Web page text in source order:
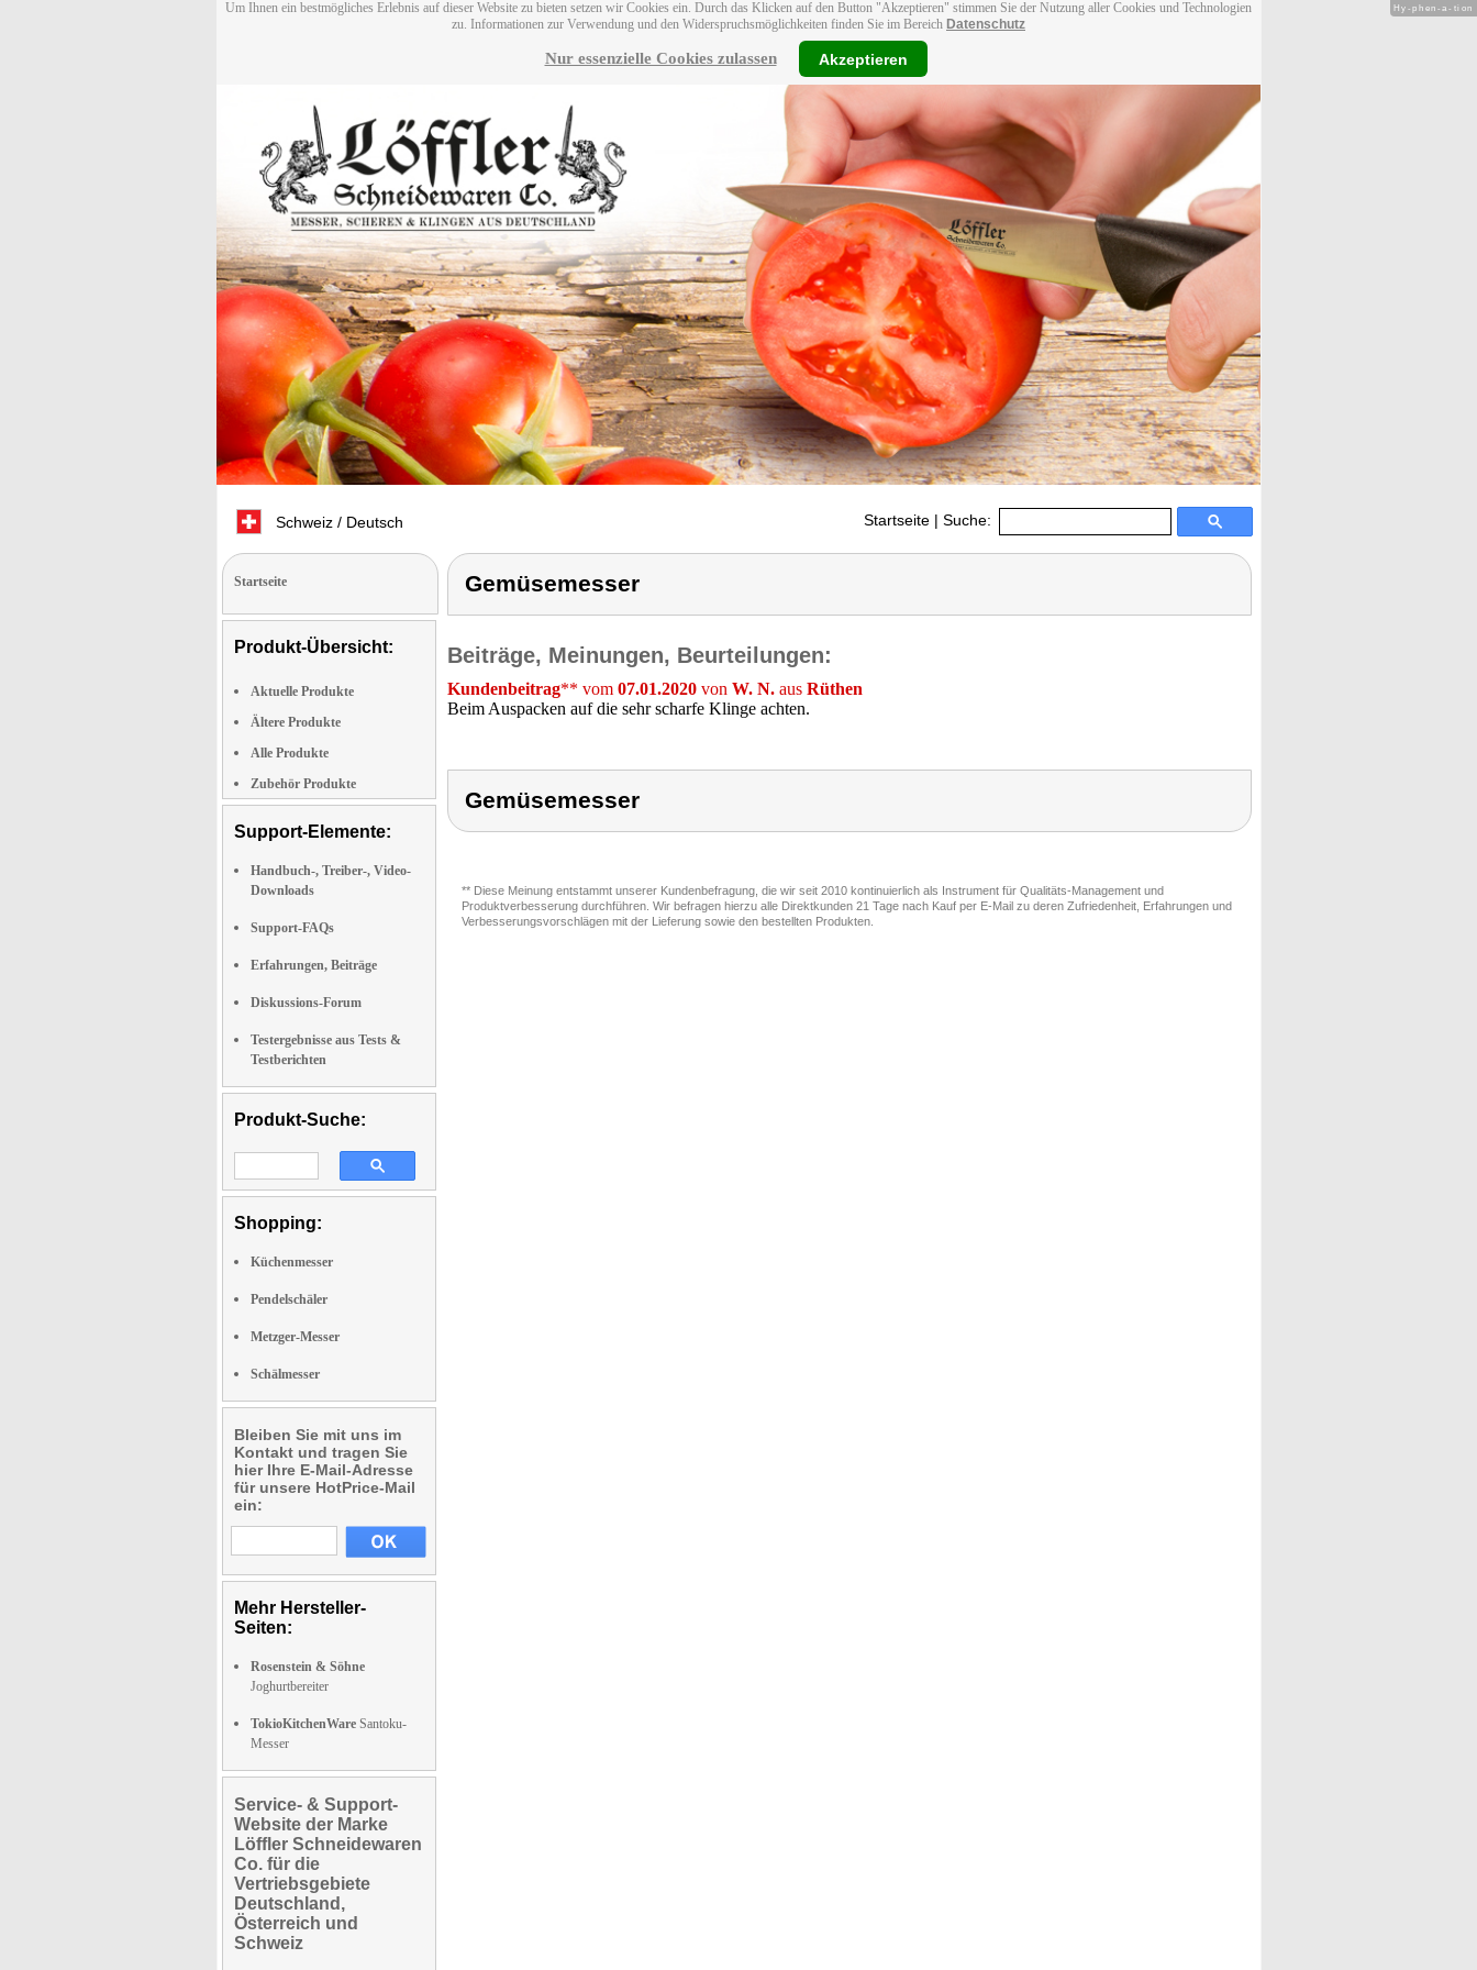
Um Ihnen ein bestmögliches Erlebnis auf dieser Website zu bieten setzen wir Cookies ein. Durch das Klicken auf den Button "Akzeptieren" stimmen Sie der Nutzung aller Cookies und Technologien
zu. Informationen zur Verwendung und den Widerspruchsmöglichkeiten finden Sie im Bereich Datenschutz
Nur essenzielle Cookies zulassen Akzeptieren
Schweiz / Deutsch Startseite | Suche:
Startseite
Produkt-Übersicht:
Aktuelle Produkte
Ältere Produkte
Alle Produkte
Zubehör Produkte
Support-Elemente:
Handbuch-, Treiber-, Video-
Downloads
Support-FAQs
Erfahrungen, Beiträge
Diskussions-Forum
Testergebnisse aus Tests &
Testberichten
Produkt-Suche:
Shopping:
Küchenmesser
Pendelschäler
Metzger-Messer
Schälmesser
Bleiben Sie mit uns im
Kontakt und tragen Sie
hier Ihre E-Mail-Adresse
für unsere HotPrice-Mail
ein:
Mehr Hersteller-
Seiten:
Rosenstein & Söhne
Joghurtbereiter
TokioKitchenWare Santoku-
Messer
Service- & Support-
Website der Marke
Löffler Schneidewaren
Co. für die
Vertriebsgebiete
Deutschland,
Österreich und
Schweiz
Gemüsemesser
Beiträge, Meinungen, Beurteilungen:
Kundenbeitrag** vom 07.01.2020 von W. N. aus Rüthen
Beim Auspacken auf die sehr scharfe Klinge achten.
Gemüsemesser
** Diese Meinung entstammt unserer Kundenbefragung, die wir seit 2010 kontinuierlich als Instrument für Qualitäts-Management und
Produktverbesserung durchführen. Wir befragen hierzu alle Direktkunden 21 Tage nach Kauf per E-Mail zu deren Zufriedenheit, Erfahrungen und
Verbesserungsvorschlägen mit der Lieferung sowie den bestellten Produkten.
Hy-phen-a-tion